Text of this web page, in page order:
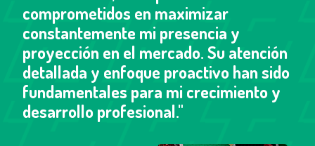
comprometidos en maximizar
constantemente mi presencia y
proyección en el mercado. Su atención
detallada y enfoque proactivo han sido
fundamentales para mi crecimiento y
desarrollo profesional."